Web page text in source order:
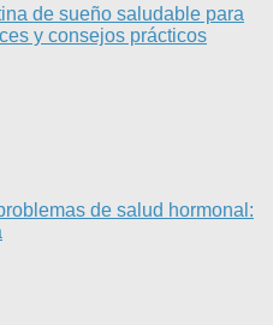
de sueño saludable para
y consejos prácticos
de salud hormonal: